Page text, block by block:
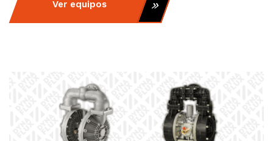
Ver equipos